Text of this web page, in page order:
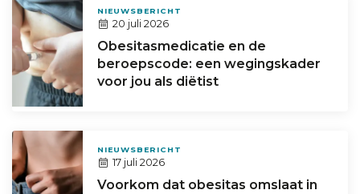
NIEUWSBERICHT
20 juli 2026
Obesitasmedicatie en de
beroepscode: een wegingskader
voor jou als diëtist
NIEUWSBERICHT
17 juli 2026
Voorkom dat obesitas omslaat in